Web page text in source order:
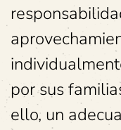
por sus
ello, un